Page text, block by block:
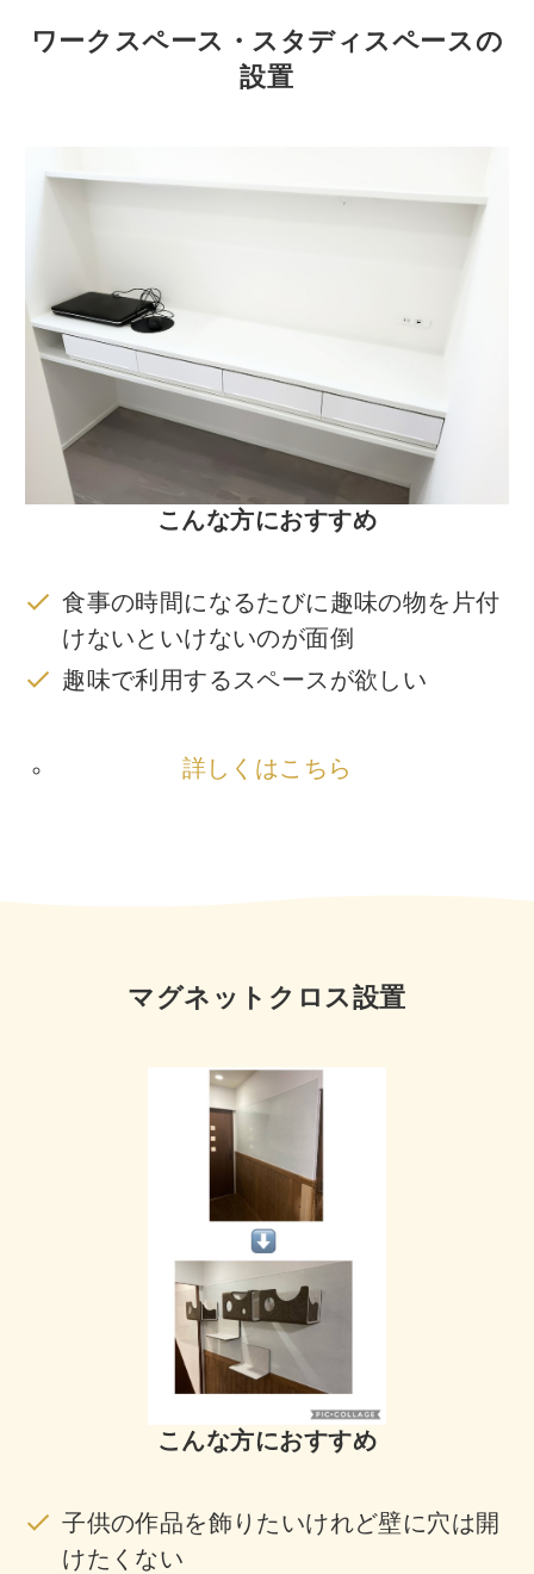
ワークスペース・スタディスペースの
設置
こんな方におすすめ
食事の時間になるたびに趣味の物を片付
けないといけないのが面倒
趣味で利用するスペースが欲しい
詳しくはこちら
マグネットクロス設置
こんな方におすすめ
子供の作品を飾りたいけれど壁に穴は開
けたくない